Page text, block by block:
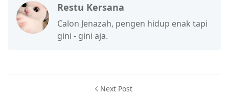
Restu Kersana
Calon Jenazah, pengen hidup enak tapi
gini - gini aja.
Next Post